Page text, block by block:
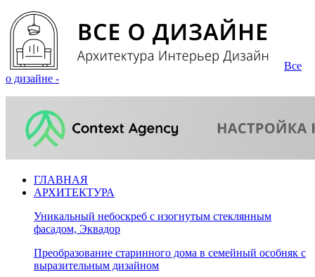
Все
о дизайне -
ГЛАВНАЯ
АРХИТЕКТУРА
Уникальный небоскреб с изогнутым стеклянным
фасадом, Эквадор
Преобразование старинного дома в семейный особняк с
выразительным дизайном